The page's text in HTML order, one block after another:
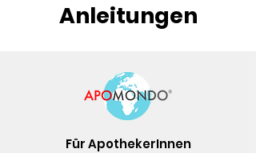
Anleitungen
Für ApothekerInnen